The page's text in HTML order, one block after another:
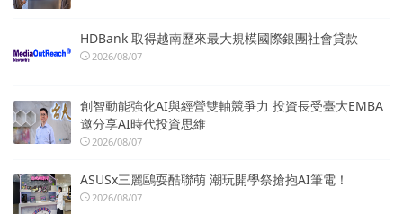
HDBank 取得越南歷來最大規模國際銀團社會貸款
2026/08/07
創智動能強化AI與經營雙軸競爭力 投資長受臺大EMBA
邀分享AI時代投資思維
2026/08/07
ASUSx三麗鷗耍酷聯萌 潮玩開學祭搶抱AI筆電！
2026/08/07